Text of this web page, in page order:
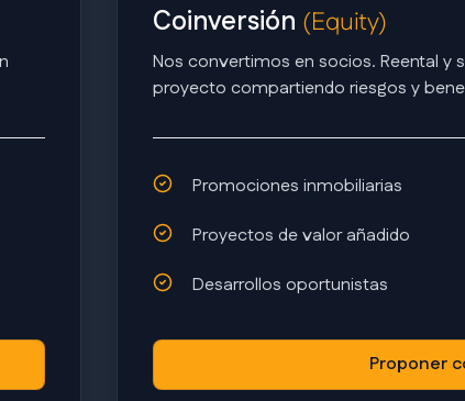
Coinversión (Equity)
Nos convertimos en socios. Reental y
proyecto compartiendo riesgos y
Promociones inmobiliarias
Proyectos de valor añadido
Desarrollos oportunistas
Proponer